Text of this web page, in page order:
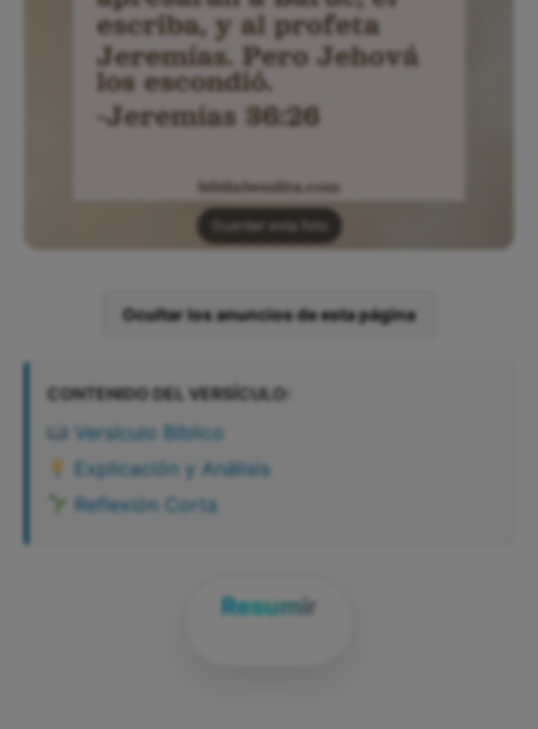
Guardar esta foto
Ocultar los anuncios de esta página
CONTENIDO DEL VERSÍCULO:
Versículo Bíblico
Explicación y Análisis
Reflexión Corta
Resumir